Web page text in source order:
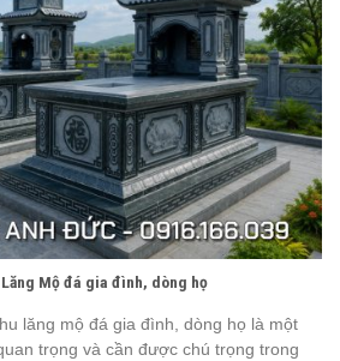
Mộ đá gia đình, dòng họ
lăng mộ đá gia đình, dòng họ là một
trọng và cần được chú trọng trong